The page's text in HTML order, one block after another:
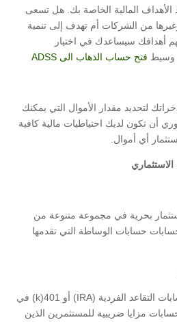
الأهداف المالية الخاصة بك. هل تسعى
من الشركات أم تهدف إلى تنمية
أهدافك سيساعدك في اختيار
وسيط فتح حساب الذهاب الى ADSS
لتحديد مقدار الأموال التي يمكنك
أن تكون لديك احتياطيات مالية كافية
أي أموال.
بحرية في مجموعة متنوعة من
حسابات الوساطة التي تقدمها
تشمل هذه الحسابات مثل حسابات التقاعد الفردية (IRA) أو 401(k) في
مزايا ضريبية للمستثمرين الذين